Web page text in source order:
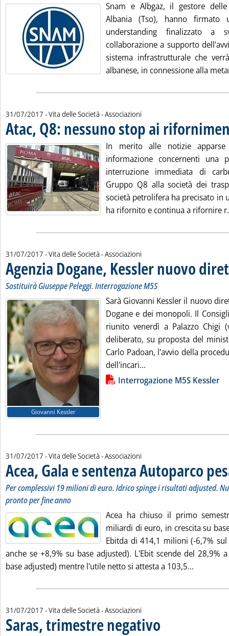
Snam e Albgaz, il gestore
Albania (Tso), hanno firmato
understanding finalizzato a
collaborazione a supporto
sistema infrastrutturale che
albanese, in connessione alla
31/07/2017 - Vita delle Società - Associazioni
Atac, Q8: nessuno stop ai
In merito alle notizie
informazione concernenti una
interruzione immediata di
Gruppo Q8 alla società dei
società petrolifera ha precisato in
ha rifornito e continua a rifornire
31/07/2017 - Vita delle Società - Associazioni
Agenzia Dogane, Kessler nuovo
Sostituirà Giuseppe Peleggi. Interrogazione M5S
Giovanni Kessler
Sarà Giovanni Kessler il nuovo
Dogane e dei monopoli. Il
riunito venerdì a Palazzo Chigi
deliberato, su proposta del
Carlo Padoan, l'avvio della
dell'incari...
Lista allegati PDF alla notiziaInterrogazione M5S Kessler
31/07/2017 - Vita delle Società - Associazioni
Acea, Gala e sentenza Autoparco
Per complessivi 19 milioni di euro. Idrico spinge i risultati adjusted.
pronto per fine anno
Acea ha chiuso il primo
miliardi di euro, in crescita su
Ebitda di 414,1 milioni (-6,7%
anche se +8,9% su base adjusted). L'Ebit scende del 28,9%
base adjusted) mentre l'utile netto si attesta a 103,5...
31/07/2017 - Vita delle Società - Associazioni
Saras, trimestre negativo